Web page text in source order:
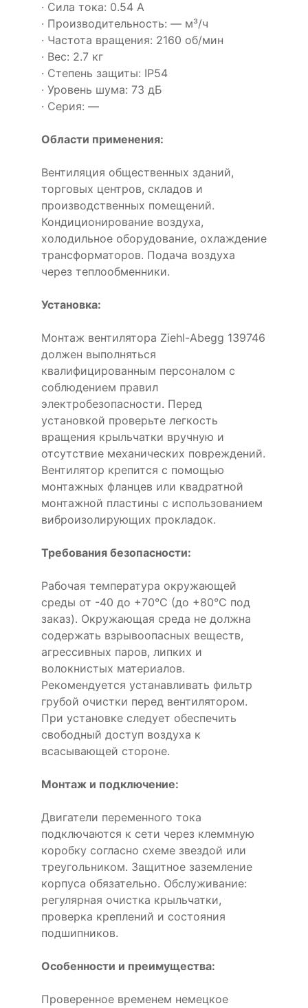
· Сила тока: 0.54 А
· Производительность: — м³/ч
· Частота вращения: 2160 об/мин
· Вес: 2.7 кг
· Степень защиты: IP54
· Уровень шума: 73 дБ
· Серия: —
Области применения:
Вентиляция общественных зданий,
торговых центров, складов и
производственных помещений.
Кондиционирование воздуха,
холодильное оборудование, охлаждение
трансформаторов. Подача воздуха
через теплообменники.
Установка:
Монтаж вентилятора Ziehl-Abegg 139746
должен выполняться
квалифицированным персоналом с
соблюдением правил
электробезопасности. Перед
установкой проверьте легкость
вращения крыльчатки вручную и
отсутствие механических повреждений.
Вентилятор крепится с помощью
монтажных фланцев или квадратной
монтажной пластины с использованием
виброизолирующих прокладок.
Требования безопасности:
Рабочая температура окружающей
среды от -40 до +70°C (до +80°C под
заказ). Окружающая среда не должна
содержать взрывоопасных веществ,
агрессивных паров, липких и
волокнистых материалов.
Рекомендуется устанавливать фильтр
грубой очистки перед вентилятором.
При установке следует обеспечить
свободный доступ воздуха к
всасывающей стороне.
Монтаж и подключение:
Двигатели переменного тока
подключаются к сети через клеммную
коробку согласно схеме звездой или
треугольником. Защитное заземление
корпуса обязательно. Обслуживание:
регулярная очистка крыльчатки,
проверка креплений и состояния
подшипников.
Особенности и преимущества:
Проверенное временем немецкое